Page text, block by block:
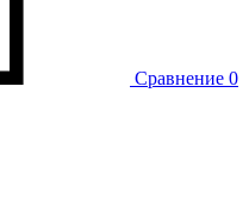
Сравнение 0